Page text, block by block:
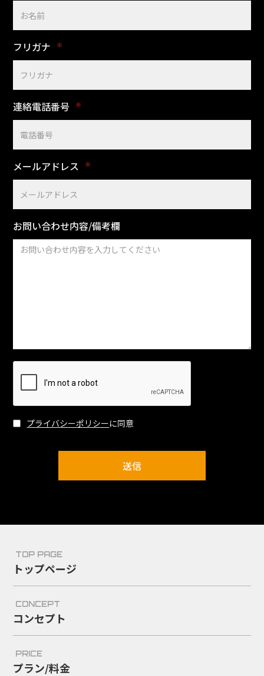
フリガナ ※
連絡電話番号 ※
メールアドレス ※
お問い合わせ内容/備考欄
プライバシーポリシーに同意
TOP PAGE
トップページ
CONCEPT
コンセプト
PRICE
プラン/料金